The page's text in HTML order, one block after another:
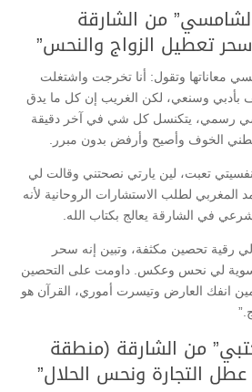
من الشارقة
تعطيل الزواج والنحس”
معاناتها وتقول: أنا تخرجت واشتغلت
بأدبي وسنعي، لكن الغريب إن كل ما يدق
رسمي، يتكنسل كل شي في آخر دقيقة
الخوف وأصيح وأرفض بدون مبرر.
تعبت، لين يارتي نصحتني وقالت لي
لطلب الاستشارات الروحانية لأنه
في الشارقة يعالج بكتاب الله.
رقية تحصين مكثفة، وتبين إنه سحر
لي نحس وعكس. داومت على التحصين
انفك العارض وتيسرت أموري، القرآن هو
من الشارقة (منطقة
التجارة ونحس الحلال”